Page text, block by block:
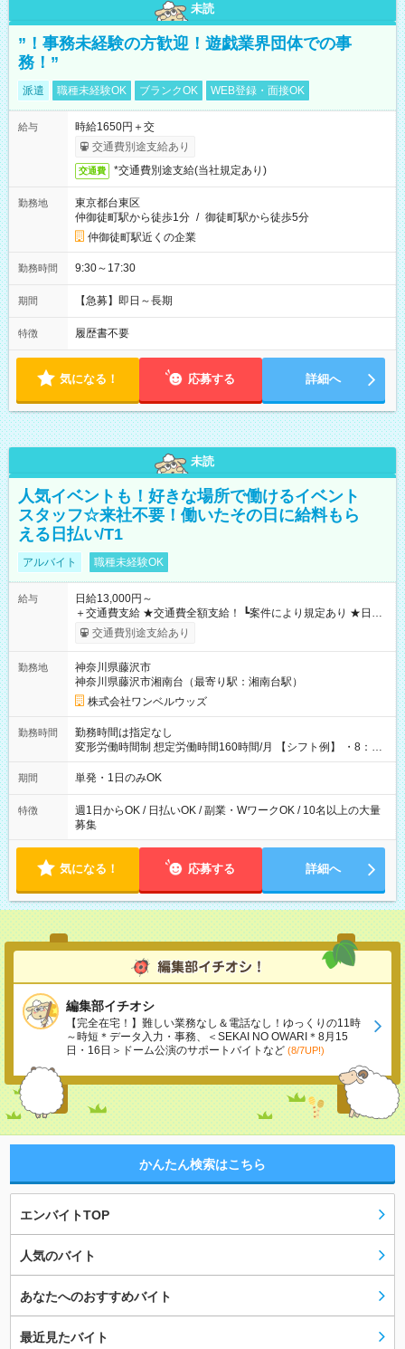
未読
”！事務未経験の方歓迎！遊戯業界団体での事
務！”
派遣 職種未経験OK ブランクOK WEB登録・面接OK
給与
時給1650円＋交
交通費別途支給あり
交通費 *交通費別途支給(当社規定あり)
勤務地
東京都台東区
仲御徒町駅から徒歩1分 / 御徒町駅から徒歩5分
仲御徒町駅近くの企業
勤務時間 9:30～17:30
期間 【急募】即日～長期
特徴 履歴書不要
気になる！ 応募する 詳細へ
未読
人気イベントも！好きな場所で働けるイベント
スタッフ☆来社不要！働いたその日に給料もら
える日払い/T1
アルバイト 職種未経験OK
給与
日給13,000円～
＋交通費支給 ★交通費全額支給！ ┗案件により規定あり ★日払
いOK！（規定あり） ┗働いたその日に現金GET♪ お仕事後はコ
ンビニATMから 日払い分を引き落とせます！ 【試用期間】試
交通費別途支給あり
勤務地
神奈川県藤沢市
神奈川県藤沢市湘南台（最寄り駅：湘南台駅）
株式会社ワンベルウッズ
勤務時間
勤務時間は指定なし
変形労働時間制 想定労働時間160時間/月 【シフト例】 ・8：00
～21：00
期間 単発・1日のみOK
特徴
週1日からOK / 日払いOK / 副業・WワークOK / 10名以上の大量
募集
気になる！ 応募する 詳細へ
編集部イチオシ
【完全在宅！】難しい業務なし＆電話なし！ゆっくりの11時
～時短＊データ入力・事務、＜SEKAI NO OWARI＊8月15
日・16日＞ドーム公演のサポートバイトなど (8/7UP!)
かんたん検索はこちら
エンバイトTOP
人気のバイト
あなたへのおすすめバイト
最近見たバイト